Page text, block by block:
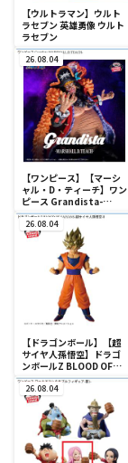
【ウルトラマン】ウルト
ラセブン 英雄勇像 ウルト
ラセブン
26.08.04
【ワンピース】【マーシ
ャル・D・ティーチ】ワン
ピース Grandista-
MARSHALL.D.TEACH-
26.08.04
【ドラゴンボール】【超
サイヤ人孫悟空】ドラゴ
ンボールZ BLOOD OF
SAIYANS-超サイヤ人孫悟
空-Ⅱ
26.08.04